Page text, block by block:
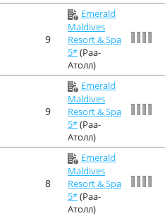
9
Emerald
Maldives
Resort & Spa
5*(Раа-
Атолл)
9
Emerald
Maldives
Resort & Spa
5*(Раа-
Атолл)
8
Emerald
Maldives
Resort & Spa
5*(Раа-
Атолл)